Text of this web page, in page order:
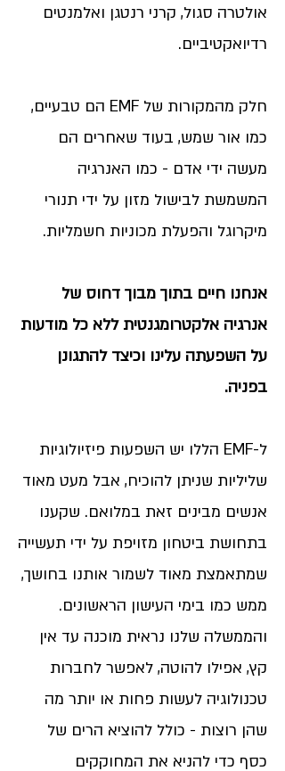
אולטרה סגול, קרני רנטגן ואלמנטים
רדיואקטיביים.
חלק מהמקורות של EMF הם טבעיים,
כמו אור שמש, בעוד שאחרים הם
מעשה ידי אדם - כמו האנרגיה
המשמשת לבישול מזון על ידי תנורי
מיקרוגל והפעלת מכוניות חשמליות.
אנחנו חיים בתוך מבוך דחוס של
אנרגיה אלקטרומגנטית ללא כל מודעות
על השפעתה עלינו וכיצד להתגונן
בפניה.
ל-EMF הללו יש השפעות פיזיולוגיות
שליליות שניתן להוכיח, אבל מעט מאוד
אנשים מבינים זאת במלואם. שקענו
בתחושת ביטחון מזויפת על ידי תעשייה
שמתאמצת מאוד לשמור אותנו בחושך,
ממש כמו בימי העישון הראשונים.
והממשלה שלנו נראית מוכנה עד אין
קץ, אפילו להוטה, לאפשר לחברות
טכנולוגיה לעשות פחות או יותר מה
שהן רוצות - כולל להוציא הרים של
כסף כדי להניא את המחוקקים